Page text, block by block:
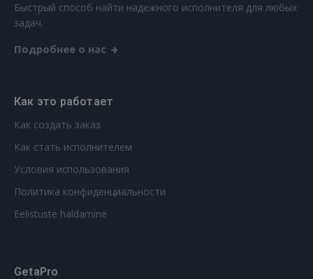
Быстрый способ найти надежного исполнителя для любых
задач.
Подробнее о нас
Как это работает
Как создать заказ
Как стать исполнителем
Условия использования
Политика конфиденциальности
Eelistuste haldamine
GetaPro